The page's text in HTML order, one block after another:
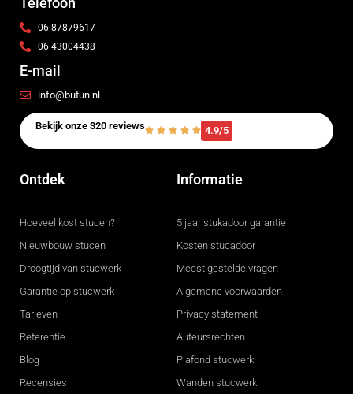
06 87879617
06 43004438
E-mail
info@butun.nl
Bekijk onze 320 reviews 4.9/5
Ontdek
Hoeveel kost stucen?
Nieuwbouw stucen
Droogtijd van stucwerk
Garantie op stucwerk
Tarieven
Referentie
Blog
Recensies
Informatie
5 jaar stukadoor garantie
Kosten stucadoor
Meest gestelde vragen
Algemene voorwaarden
Privacy statement
Auteursrechten
Plafond stucwerk
Wanden stucwerk